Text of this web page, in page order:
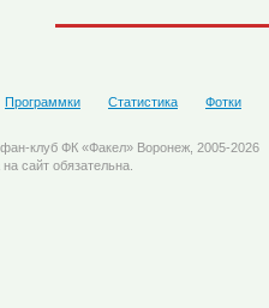
Программки Статистика Фотки
клуб ФК «Факел» Воронеж, 2005-2026
сайт обязательна.